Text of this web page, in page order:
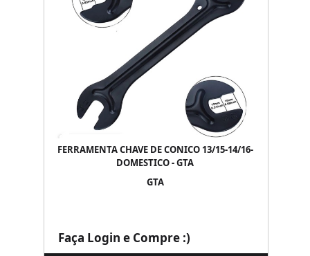
FERRAMENTA CHAVE DE CONICO 13/15-14/16-
DOMESTICO - GTA
GTA
Faça Login e Compre :)